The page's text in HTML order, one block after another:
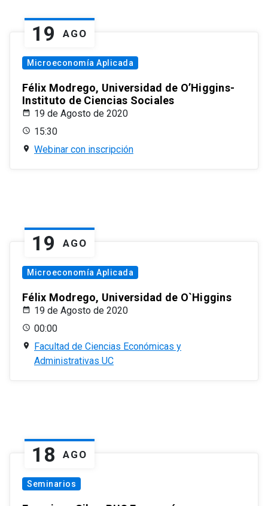
19 AGO
Microeconomía Aplicada
Félix Modrego, Universidad de O’Higgins-
Instituto de Ciencias Sociales
19 de Agosto de 2020
15:30
Webinar con inscripción
19 AGO
Microeconomía Aplicada
Félix Modrego, Universidad de O`Higgins
19 de Agosto de 2020
00:00
Facultad de Ciencias Económicas y
Administrativas UC
18 AGO
Seminarios